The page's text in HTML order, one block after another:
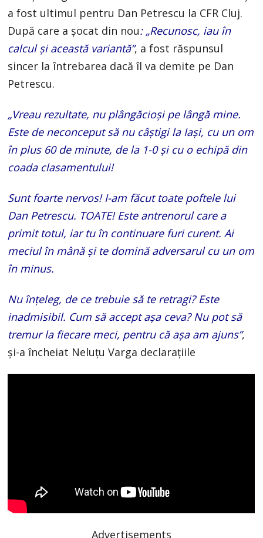
a fost ultimul pentru Dan Petrescu la CFR Cluj.
După care a șocat din nou: „Recunosc, iau în
calcul și această variantă”, a fost răspunsul
sincer la întrebarea dacă îl va demite pe Dan
Petrescu.
„Vreau rezultate, nu plângăcioși pe lângă mine.
Este de neconceput să nu câștigi la Iași, cu un om
în plus 60 de minute, de la 1-0 și cu o echipă din
coada clasamentului!
Sunt foarte nervos! I-am făcut toate poftele lui
Dan Petrescu. TOATE! Este antrenorul care a
primit totul, iar tu în continuare furi curent. Ai
meciul în mână și te domină adversarul cu un om
în minus.
Nu înțeleg, de ce trebuie să te retragi? Este
inadmisibil. Cum să accept așa ceva? Nu pot să
tremur la fiecare meci, pentru că așa am ajuns”,
și-a încheiat Neluțu Varga declarațiile
Advertisements